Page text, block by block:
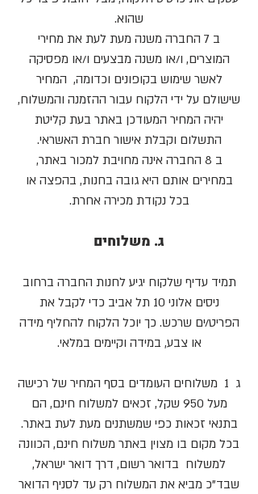
שהוא.
ב 7 החברה משנה מעת לעת את מחירי
המוצרים, ו/או משנה מבצעים ו/או מפסיקה
לאשר שימוש בקופונים וכדומה, המחיר
שישולם על ידי הלקוח עבור ההזמנה והמשלוח,
יהיה המחיר המעודכן באתר בעת קליטת
התשלום וקבלת אישור חברת האשראי.
ב 8 החברה אינה מחויבת למכור באתר,
במחירים אותם היא גובה בחנות, בהפצה או
בכל נקודת מכירה אחרת.
ג. משלוחים
תמיד עדיף שלקוח יגיע לחנות החברה ברחוב
ניסים אלוני 10 תל אביב כדי לקבל את
הפריט/ים שרכש. כך יוכל הלקוח להחליף מידה
או צבע, במידה וקיימים במלאי.
ג 1 משלוחים העומדים בסף המחיר של רכישה
מעל 950 שקל, זכאים למשלוח חינם, הם
בתנאי זכאות כפי שמשתנים מעת לעת באתר.
בכל מקום בו מצוין באתר משלוח חינם, הכוונה
למשלוח בדואר רשום, דרך דואר ישראל,
שבד"כ מביא את המשלוח רק עד לסניף הדואר